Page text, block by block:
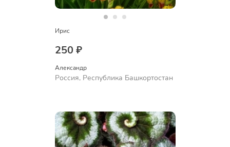
Ирис
250 ₽
Александр
Россия, Республика Башкортостан